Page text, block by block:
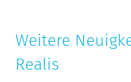
Weitere
Realis